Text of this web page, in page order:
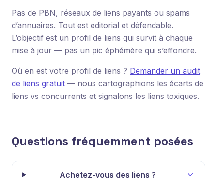
Pas de PBN, réseaux de liens payants ou spams
d’annuaires. Tout est éditorial et défendable.
L’objectif est un profil de liens qui survit à chaque
mise à jour — pas un pic éphémère qui s’effondre.
Où en est votre profil de liens ? Demander un audit
de liens gratuit — nous cartographions les écarts de
liens vs concurrents et signalons les liens toxiques.
Questions fréquemment posées
Achetez-vous des liens ?